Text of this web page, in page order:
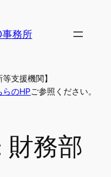
務所
等支援機関】
らのHPご参照ください。
財務部